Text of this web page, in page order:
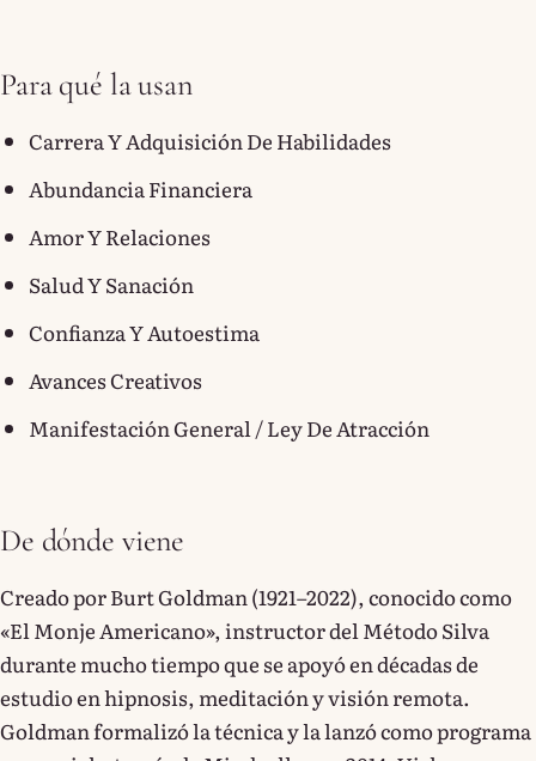
Para qué la usan
Carrera Y Adquisición De Habilidades
Abundancia Financiera
Amor Y Relaciones
Salud Y Sanación
Confianza Y Autoestima
Avances Creativos
Manifestación General / Ley De Atracción
De dónde viene
Creado por Burt Goldman (1921–2022), conocido como
«El Monje Americano», instructor del Método Silva
durante mucho tiempo que se apoyó en décadas de
estudio en hipnosis, meditación y visión remota.
Goldman formalizó la técnica y la lanzó como programa